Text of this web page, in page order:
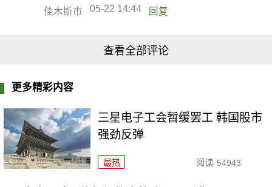
佳木斯市 05-22 14:44 回复
查看全部评论
更多精彩内容
三星电子工会暂缓罢工 韩国股市
强劲反弹
最热 阅读 54943